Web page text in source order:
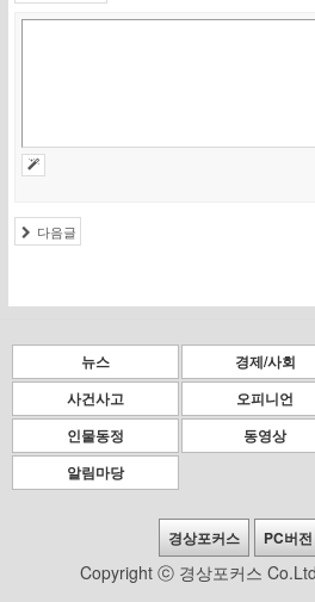
다음글
뉴스 경제/사회
사건사고
오피니언
인물동정
동영상
알림마당
경상포커스 PC버전
Copyright ⓒ 경상포커스